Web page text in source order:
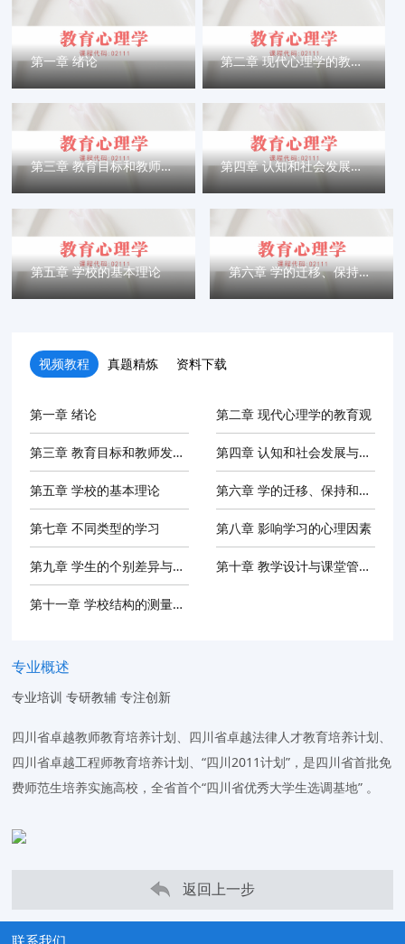
第一章 绪论 第二章 现代心理学的教育观
第三章 教育目标和教师发展的心理分析 第四章 认知和社会发展与教育
第五章 学校的基本理论 第六章 学的迁移、保持和遗忘
视频教程 真题精炼 资料下载
第一章 绪论 第二章 现代心理学的教育观
第三章 教育目标和教师发展的心理... 第四章 认知和社会发展与教育
第五章 学校的基本理论 第六章 学的迁移、保持和遗忘
第七章 不同类型的学习 第八章 影响学习的心理因素
第九章 学生的个别差异与教育 第十章 教学设计与课堂管理的心理...
第十一章 学校结构的测量与评定
专业概述
专业培训 专研教辅 专注创新
四川省卓越教师教育培养计划、四川省卓越法律人才教育培养计划、
四川省卓越工程师教育培养计划、“四川2011计划”，是四川省首批免
费师范生培养实施高校，全省首个“四川省优秀大学生选调基地” 。
返回上一步
联系我们